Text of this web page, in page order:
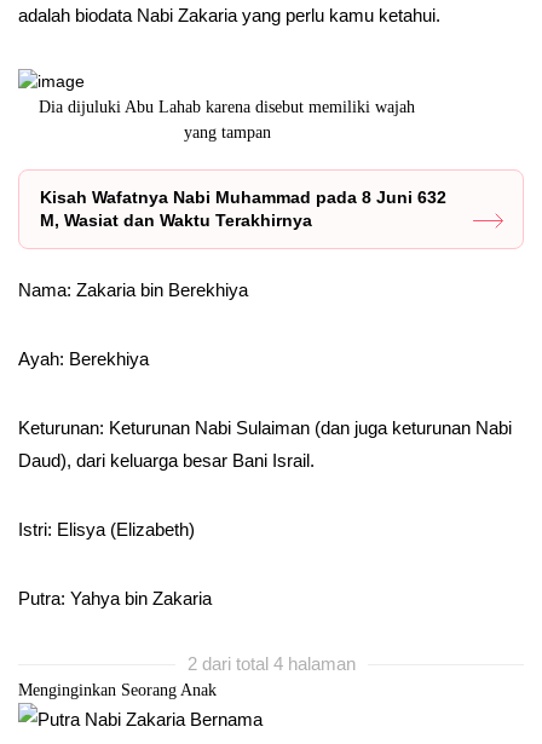
adalah biodata Nabi Zakaria yang perlu kamu ketahui.
Dia dijuluki Abu Lahab karena disebut memiliki wajah
yang tampan
Kisah Wafatnya Nabi Muhammad pada 8 Juni 632
M, Wasiat dan Waktu Terakhirnya
Nama: Zakaria bin Berekhiya
Ayah: Berekhiya
Keturunan: Keturunan Nabi Sulaiman (dan juga keturunan Nabi
Daud), dari keluarga besar Bani Israil.
Istri: Elisya (Elizabeth)
Putra: Yahya bin Zakaria
2 dari total 4 halaman
Menginginkan Seorang Anak